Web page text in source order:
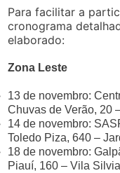
Para facilitar a
cronograma
elaborado:
Zona Leste
13 de novembro:
Chuvas de Verão, 20
14 de novembro:
Toledo Piza, 640 –
18 de novembro:
Piauí, 160 – Vila